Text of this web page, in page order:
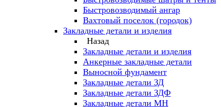
Быстровозводимый ангар
Вахтовый поселок (городок)
Закладные детали и изделия
Назад
Закладные детали и изделия
Анкерные закладные детали
Выносной фундамент
Закладные детали ЗД
Закладные детали ЗДФ
Закладные детали МН